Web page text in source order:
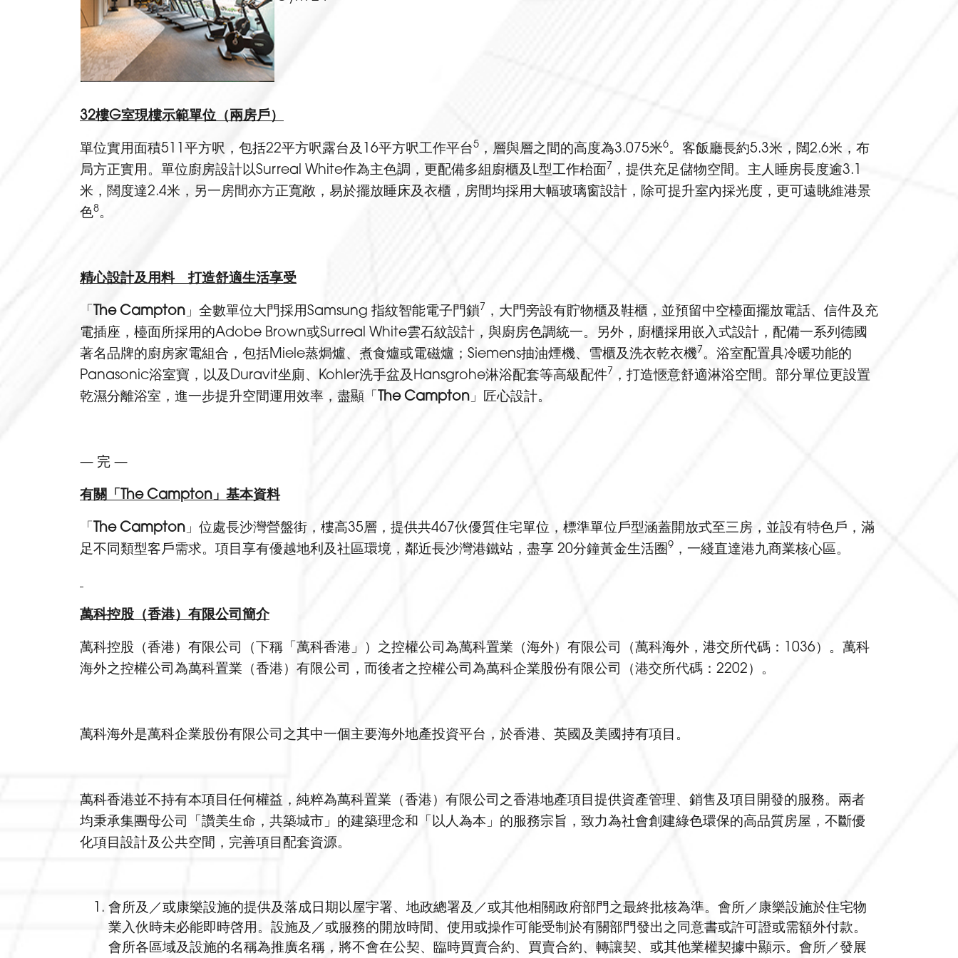
32樓G室現樓示範單位（兩房戶）
單位實用面積511平方呎，包括22平方呎露台及16平方呎工作平台5 ，層與層之間的高度為3.075米6。客飯廳長約5.3米，闊2.6米，布
局方正實用。單位廚房設計以Surreal White作為主色調，更配備多組廚櫃及L型工作枱面7 ，提供充足儲物空間。主人睡房長度逾3.1
米，闊度達2.4米，另一房間亦方正寬敞，易於擺放睡床及衣櫃，房間均採用大幅玻璃窗設計，除可提升室內採光度，更可遠眺維港景
色8。
精心設計及用料 打造舒適生活享受
「The Campton 」全數單位大門採用Samsung 指紋智能電子門鎖7 ，大門旁設有貯物櫃及鞋櫃，並預留中空檯面擺放電話、信件及充
電插座，檯面所採用的Adobe Brown或Surreal White雲石紋設計，與廚房色調統一。另外，廚櫃採用嵌入式設計，配備一系列德國
著名品牌的廚房家電組合，包括Miele蒸焗爐、煮食爐或電磁爐；Siemens抽油煙機、雪櫃及洗衣乾衣機7。浴室配置具冷暖功能的
Panasonic浴室寶，以及Duravit坐廁、Kohler洗手盆及Hansgrohe淋浴配套等高級配件7 ，打造愜意舒適淋浴空間。部分單位更設置
乾濕分離浴室，進一步提升空間運用效率，盡顯「The Campton 」匠心設計。
— 完 —
有關「The Campton 」基本資料
「The Campton 」位處長沙灣營盤街，樓高35層，提供共467伙優質住宅單位，標準單位戶型涵蓋開放式至三房，並設有特色戶，滿
足不同類型客戶需求。項目享有優越地利及社區環境，鄰近長沙灣港鐵站，盡享 20分鐘黃金生活圈9 ，一綫直達港九商業核心區。
萬科控股（香港）有限公司簡介
萬科控股（香港）有限公司（下稱「萬科香港」）之控權公司為萬科置業（海外）有限公司（萬科海外，港交所代碼：1036）。萬科
海外之控權公司為萬科置業（香港）有限公司，而後者之控權公司為萬科企業股份有限公司（港交所代碼：2202）。
萬科海外是萬科企業股份有限公司之其中一個主要海外地產投資平台，於香港、英國及美國持有項目。
萬科香港並不持有本項目任何權益，純粹為萬科置業（香港）有限公司之香港地產項目提供資產管理、銷售及項目開發的服務。兩者
均秉承集團母公司「讚美生命，共築城市」的建築理念和「以人為本」的服務宗旨，致力為社會創建綠色環保的高品質房屋，不斷優
化項目設計及公共空間，完善項目配套資源。
會所及／或康樂設施的提供及落成日期以屋宇署、地政總署及／或其他相關政府部門之最終批核為準。會所／康樂設施於住宅物
業入伙時未必能即時啓用。設施及／或服務的開放時間、使用或操作可能受制於有關部門發出之同意書或許可證或需額外付款。
會所各區域及設施的名稱為推廣名稱，將不會在公契、臨時買賣合約、買賣合約、轉讓契、或其他業權契據中顯示。會所／發展